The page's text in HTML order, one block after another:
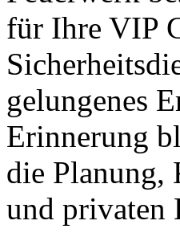
für Ihre VIP
gelungenes
Erinnerung
die Planung,
und privaten